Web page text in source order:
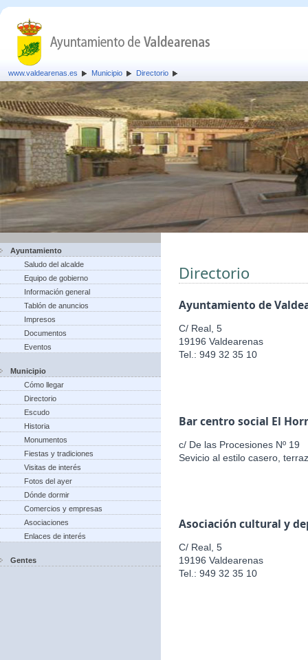
www.valdearenas.es Municipio Directorio
Ayuntamiento
Saludo del alcalde
Equipo de gobierno
Información general
Tablón de anuncios
Impresos
Documentos
Eventos
Municipio
Cómo llegar
Directorio
Escudo
Historia
Monumentos
Fiestas y tradiciones
Visitas de interés
Fotos del ayer
Dónde dormir
Comercios y empresas
Asociaciones
Enlaces de interés
Gentes
Directorio
Ayuntamiento de
C/ Real, 5
19196 Valdearenas
Tel.: 949 32 35 10
Bar centro social El
c/ De las Procesiones Nº 19
Sevicio al estilo casero,
Asociación cultural y
C/ Real, 5
19196 Valdearenas
Tel.: 949 32 35 10